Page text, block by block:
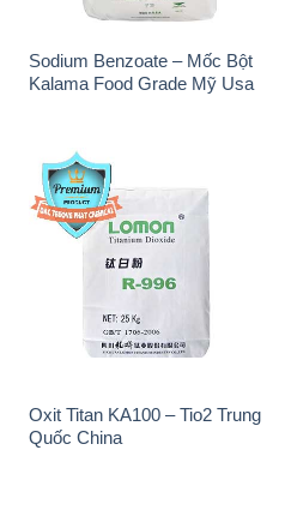
Sodium Benzoate – Mốc Bột
Kalama Food Grade Mỹ Usa
Oxit Titan KA100 – Tio2 Trung
Quốc China